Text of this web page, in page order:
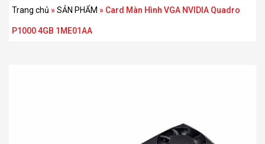
NVIDIA Quadro P1000
Trang chủ »SẢN PHẨM » Card Màn Hình VGA NVIDIA Quadro
P1000 4GB 1ME01AA